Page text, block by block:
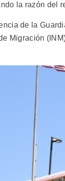
la razón del
de la
Migración